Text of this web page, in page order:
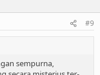
#9
sempurna,